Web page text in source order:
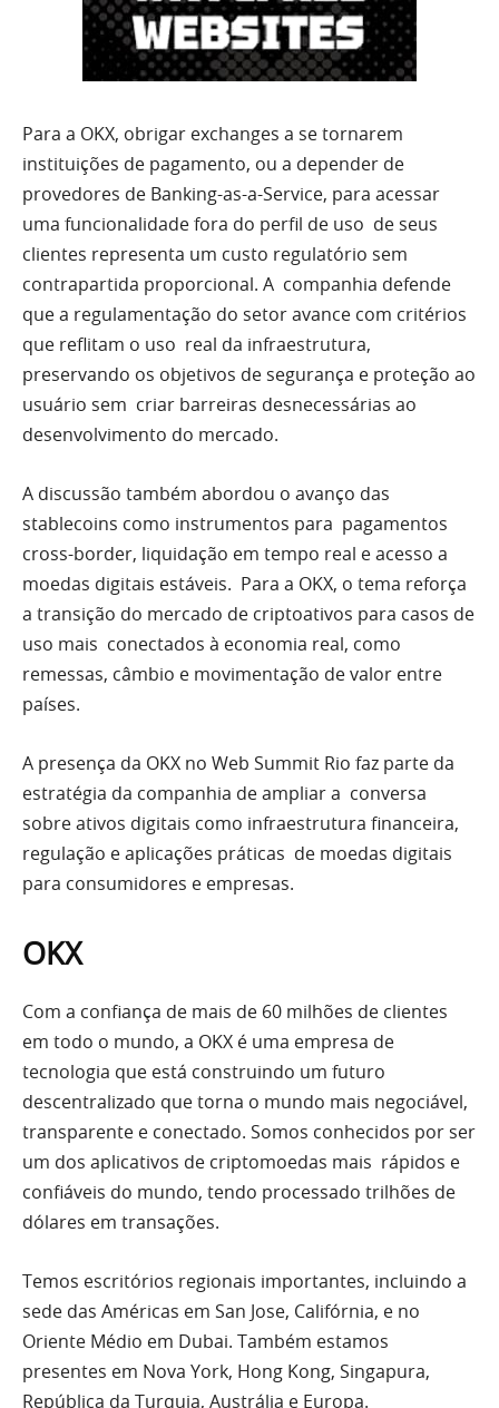
Para a OKX, obrigar exchanges a se tornarem
instituições de pagamento, ou a depender de
provedores de Banking-as-a-Service, para acessar
uma funcionalidade fora do perfil de uso de seus
clientes representa um custo regulatório sem
contrapartida proporcional. A companhia defende
que a regulamentação do setor avance com critérios
que reflitam o uso real da infraestrutura,
preservando os objetivos de segurança e proteção ao
usuário sem criar barreiras desnecessárias ao
desenvolvimento do mercado.
A discussão também abordou o avanço das
stablecoins como instrumentos para pagamentos
cross-border, liquidação em tempo real e acesso a
moedas digitais estáveis. Para a OKX, o tema reforça
a transição do mercado de criptoativos para casos de
uso mais conectados à economia real, como
remessas, câmbio e movimentação de valor entre
países.
A presença da OKX no Web Summit Rio faz parte da
estratégia da companhia de ampliar a conversa
sobre ativos digitais como infraestrutura financeira,
regulação e aplicações práticas de moedas digitais
para consumidores e empresas.
OKX
Com a confiança de mais de 60 milhões de clientes
em todo o mundo, a OKX é uma empresa de
tecnologia que está construindo um futuro
descentralizado que torna o mundo mais negociável,
transparente e conectado. Somos conhecidos por ser
um dos aplicativos de criptomoedas mais rápidos e
confiáveis do mundo, tendo processado trilhões de
dólares em transações.
Temos escritórios regionais importantes, incluindo a
sede das Américas em San Jose, Califórnia, e no
Oriente Médio em Dubai. Também estamos
presentes em Nova York, Hong Kong, Singapura,
República da Turquia, Austrália e Europa.